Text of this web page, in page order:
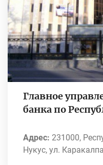
Главное
банка по
Адрес: 231000,
Нукус, ул.